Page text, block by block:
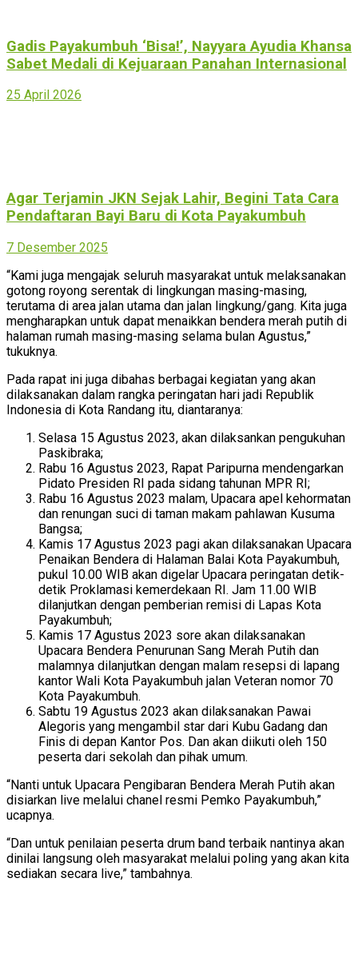
Gadis Payakumbuh ‘Bisa!’, Nayyara Ayudia Khansa
Sabet Medali di Kejuaraan Panahan Internasional
25 April 2026
Agar Terjamin JKN Sejak Lahir, Begini Tata Cara
Pendaftaran Bayi Baru di Kota Payakumbuh
7 Desember 2025
“Kami juga mengajak seluruh masyarakat untuk melaksanakan
gotong royong serentak di lingkungan masing-masing,
terutama di area jalan utama dan jalan lingkung/gang. Kita juga
mengharapkan untuk dapat menaikkan bendera merah putih di
halaman rumah masing-masing selama bulan Agustus,”
tukuknya.
Pada rapat ini juga dibahas berbagai kegiatan yang akan
dilaksanakan dalam rangka peringatan hari jadi Republik
Indonesia di Kota Randang itu, diantaranya:
Selasa 15 Agustus 2023, akan dilaksankan pengukuhan
Paskibraka;
Rabu 16 Agustus 2023, Rapat Paripurna mendengarkan
Pidato Presiden RI pada sidang tahunan MPR RI;
Rabu 16 Agustus 2023 malam, Upacara apel kehormatan
dan renungan suci di taman makam pahlawan Kusuma
Bangsa;
Kamis 17 Agustus 2023 pagi akan dilaksanakan Upacara
Penaikan Bendera di Halaman Balai Kota Payakumbuh,
pukul 10.00 WIB akan digelar Upacara peringatan detik-
detik Proklamasi kemerdekaan RI. Jam 11.00 WIB
dilanjutkan dengan pemberian remisi di Lapas Kota
Payakumbuh;
Kamis 17 Agustus 2023 sore akan dilaksanakan
Upacara Bendera Penurunan Sang Merah Putih dan
malamnya dilanjutkan dengan malam resepsi di lapang
kantor Wali Kota Payakumbuh jalan Veteran nomor 70
Kota Payakumbuh.
Sabtu 19 Agustus 2023 akan dilaksanakan Pawai
Alegoris yang mengambil star dari Kubu Gadang dan
Finis di depan Kantor Pos. Dan akan diikuti oleh 150
peserta dari sekolah dan pihak umum.
“Nanti untuk Upacara Pengibaran Bendera Merah Putih akan
disiarkan live melalui chanel resmi Pemko Payakumbuh,”
ucapnya.
“Dan untuk penilaian peserta drum band terbaik nantinya akan
dinilai langsung oleh masyarakat melalui poling yang akan kita
sediakan secara live,” tambahnya.